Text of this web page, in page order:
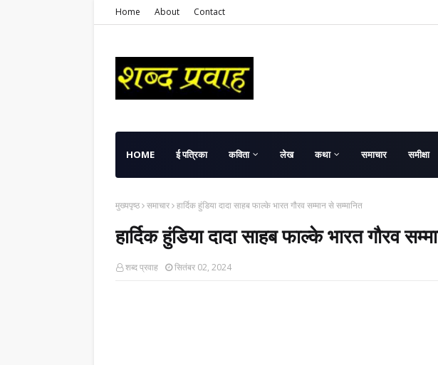
Home About Contact
HOME ई पत्रिका कविता लेख कथा समाचार समीक्षा
मुख्यपृष्ठ समाचार हार्दिक हुंडिया दादा साहब फाल्के भारत गौरव सम्मान से सम्मानित
हार्दिक हुंडिया दादा साहब फाल्के भारत गौरव
शब्द प्रवाह सितंबर 02, 2024